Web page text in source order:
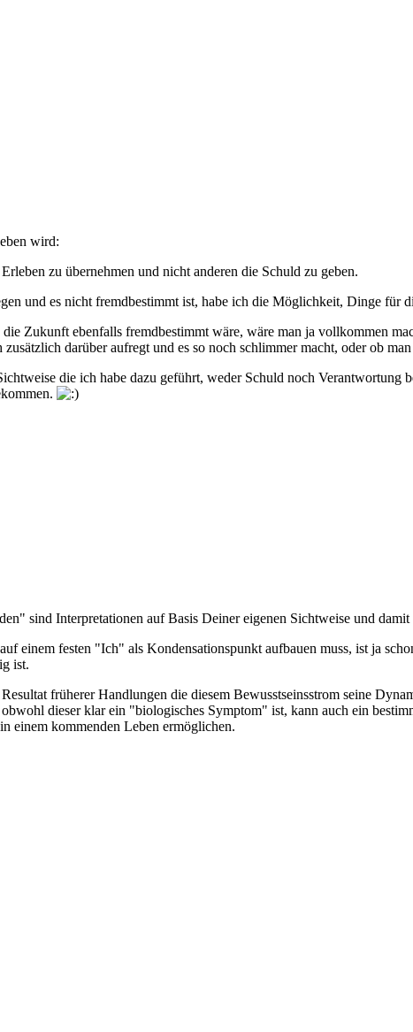
wird:
zu übernehmen und nicht anderen die Schuld zu geben.
und es nicht fremdbestimmt ist, habe ich die Möglichkeit, Dinge für
Zukunft ebenfalls fremdbestimmt wäre, wäre man ja vollkommen
darüber aufregt und es so noch schlimmer macht, oder ob
die ich habe dazu geführt, weder Schuld noch Verantwortung
sind Interpretationen auf Basis Deiner eigenen Sichtweise und
einem festen "Ich" als Kondensationspunkt aufbauen muss, ist ja
ist.
früherer Handlungen die diesem Bewusstseinsstrom seine
dieser klar ein "biologisches Symptom" ist, kann auch ein
einem kommenden Leben ermöglichen.